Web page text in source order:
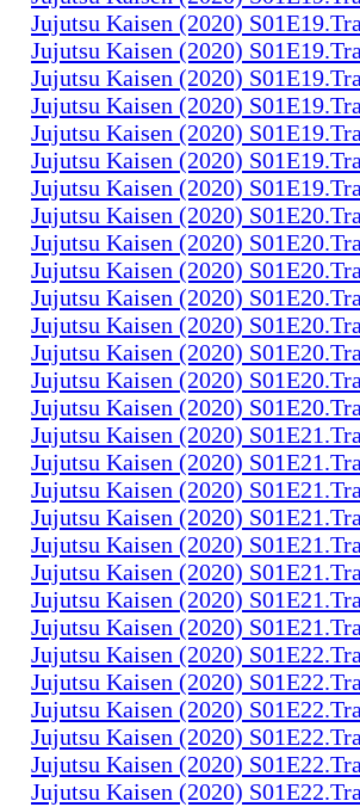
Jujutsu Kaisen (2020)
Jujutsu Kaisen (2020)
Jujutsu Kaisen (2020)
Jujutsu Kaisen (2020)
Jujutsu Kaisen (2020)
Jujutsu Kaisen (2020)
Jujutsu Kaisen (2020)
Jujutsu Kaisen (2020)
Jujutsu Kaisen (2020)
Jujutsu Kaisen (2020)
Jujutsu Kaisen (2020)
Jujutsu Kaisen (2020)
Jujutsu Kaisen (2020)
Jujutsu Kaisen (2020)
Jujutsu Kaisen (2020)
Jujutsu Kaisen (2020)
Jujutsu Kaisen (2020)
Jujutsu Kaisen (2020)
Jujutsu Kaisen (2020)
Jujutsu Kaisen (2020)
Jujutsu Kaisen (2020)
Jujutsu Kaisen (2020)
Jujutsu Kaisen (2020)
Jujutsu Kaisen (2020)
Jujutsu Kaisen (2020)
Jujutsu Kaisen (2020)
Jujutsu Kaisen (2020)
Jujutsu Kaisen (2020)
Jujutsu Kaisen (2020)